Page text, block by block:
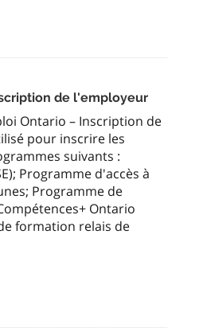
de l'employeur
Ontario – Inscription de
pour inscrire les
suivants :
Programme d'accès à
Programme de
Ontario
formation relais de